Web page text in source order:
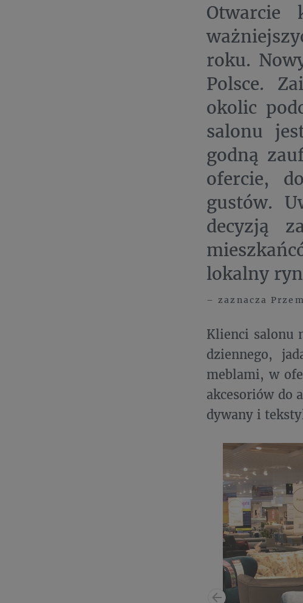
Otwarcie
roku.
Polsce.
okolic
salonu
godną
ofercie,
gustów.
decyzją
lokalny
– zaznacza
Klienci salonu
dziennego,
meblami, w
akcesoriów do
dywany i